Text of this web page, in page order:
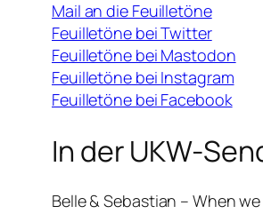
Mail an die Feuilletöne
Feuilletöne bei Twitter
Feuilletöne bei Mastodon
Feuilletöne bei Instagram
Feuilletöne bei Facebook
In der UKW-
Belle & Sebastian – When